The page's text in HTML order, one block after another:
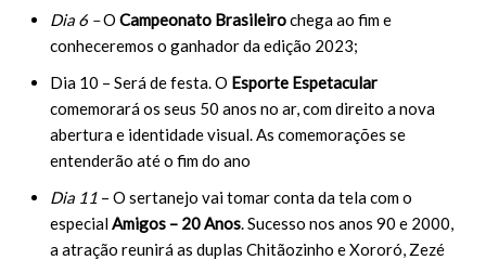
Dia 6 –O Campeonato Brasileirochega ao fim e
conheceremos o ganhador da edição 2023;
Dia 10 – Será de festa. O Esporte Espetacular
comemorará os seus 50 anos no ar, com direito a nova
abertura e identidade visual. As comemorações se
entenderão até o fim do ano
Dia 11 – O sertanejo vai tomar conta da tela com o
especialAmigos – 20 Anos. Sucesso nos anos 90 e 2000,
a atração reunirá as duplas Chitãozinho e Xororó, Zezé